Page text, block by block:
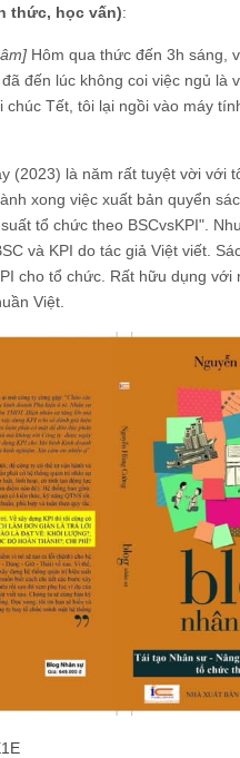
thức, học vấn):
Hôm qua thức đến 3h sáng,
đến lúc không coi việc ngủ là
Tết, tôi lại ngồi vào máy
(2023) là năm rất tuyệt vời với
xong việc xuất bản quyển
tổ chức theo BSCvsKPI".
và KPI do tác giả Việt viết.
cho tổ chức. Rất hữu dụng với
Việt.